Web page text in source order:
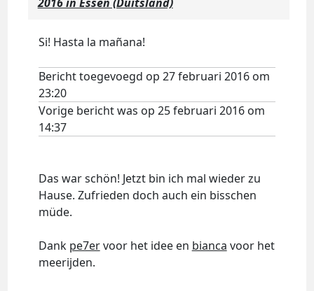
Si! Hasta la mañana!
Bericht toegevoegd op 27 februari 2016 om
23:20
Vorige bericht was op 25 februari 2016 om
14:37
Das war schön! Jetzt bin ich mal wieder zu
Hause. Zufrieden doch auch ein bisschen
müde.
Dank pe7ervoor het idee en bianca voor het
meerijden.